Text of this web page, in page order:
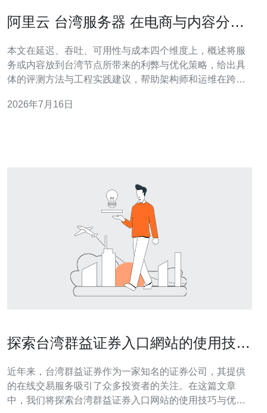
阿里云 台湾服务器 在电商与内容分发
本文在延迟、吞吐、可用性与成本四个维度上，概述将服
务或内容放到台湾节点所带来的利弊与优化策略，给出具
体的评测方法与工程实践建议，帮助架构师和运维在跨境
电商场景最能从台湾节点的部署中受益？ 针对亚太地域用
2026年7月16日
探索台湾群益证券入口網站的使用技巧
近年来，台湾群益证券作为一家知名的证券公司，其提供
的在线交易服务吸引了众多投资者的关注。在这篇文章
中，我们将探索台湾群益证券入口网站的使用技巧与优